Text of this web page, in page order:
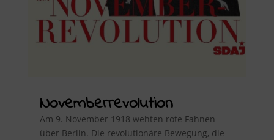
Novemberrevolution
Am 9. November 1918 wehten rote Fahnen
über Berlin. Die revolutionäre Bewegung, die